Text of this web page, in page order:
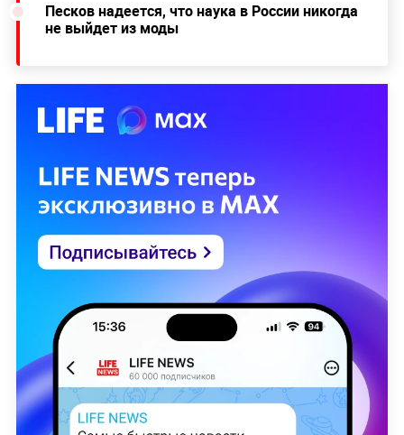
Песков надеется, что наука в России никогда
не выйдет из моды